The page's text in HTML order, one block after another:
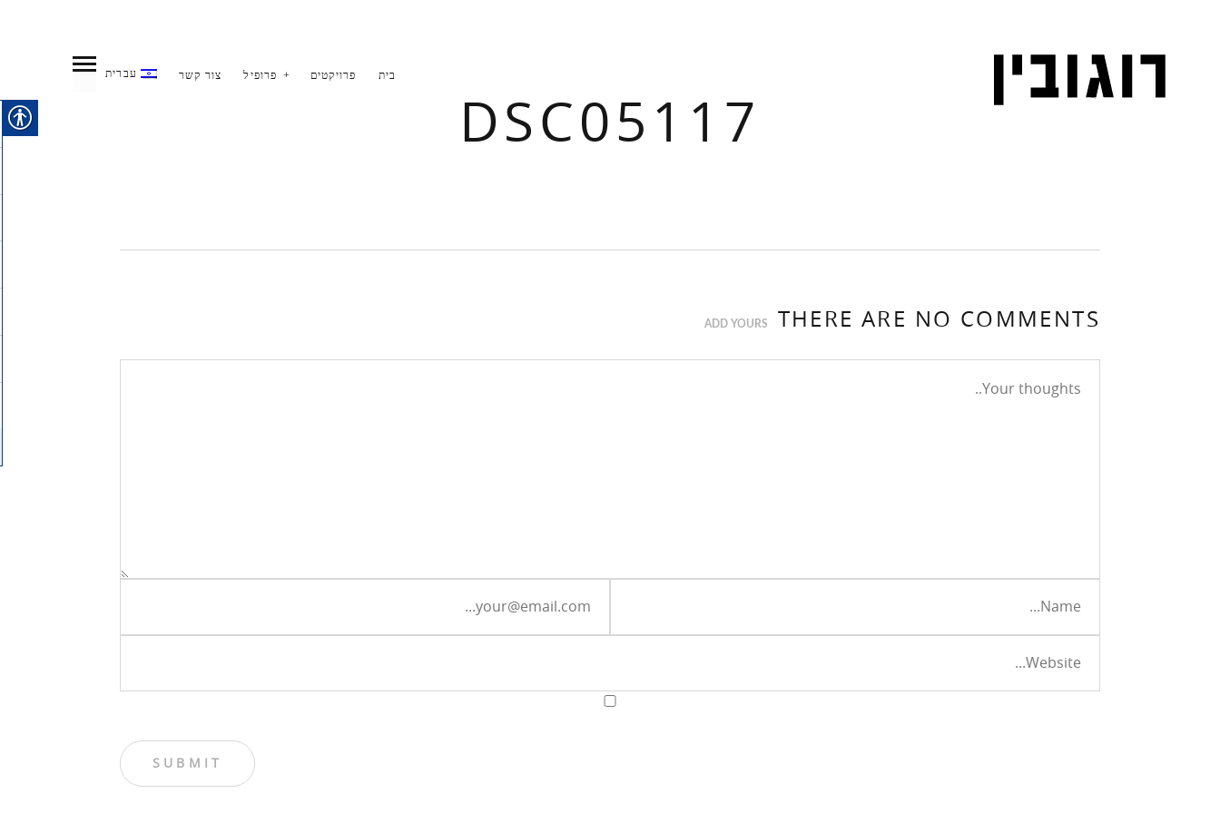
בית פרויקטים פרופיל צור קשר עברית
DSC05117
THERE ARE NO COMMENTS
ADD YOURS